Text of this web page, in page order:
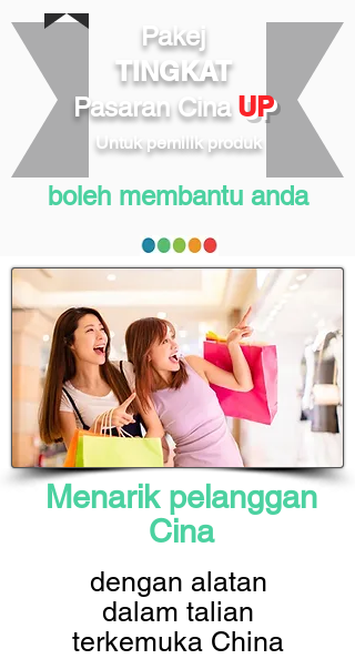
Pakej
TINGKAT
Pasaran Cina UP
Untuk pemilik produk
boleh membantu anda
Menarik pelanggan
Cina
dengan alatan
dalam talian
terkemuka China